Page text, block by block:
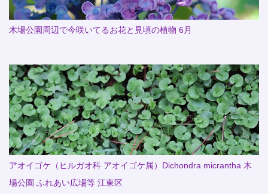
木場公園周辺で今咲いてるお花と見頃の植物 6月
アオイゴケ（ヒルガオ科 アオイゴケ属）Dichondra micrantha 木
場公園 ふれあい広場等 江東区